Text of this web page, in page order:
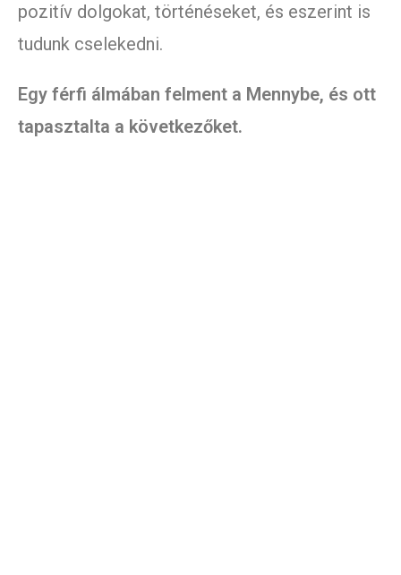
pozitív dolgokat, történéseket, és eszerint is
tudunk cselekedni.
Egy férfi álmában felment a Mennybe, és ott
tapasztalta a következőket.